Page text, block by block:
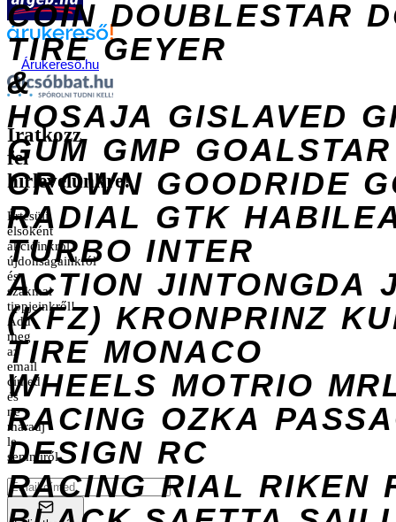
COIN DOUBLESTAR
TIRE GEYER
&
HOSAJA GISLAVED
GUM GMP GOALSTAR
CROWN GOODRIDE
RADIAL GTK
TURBO INTER
ACTION JINTONGDA
(KFZ) KRONPRINZ
TIRE MONACO
WHEELS MOTRIO
RACING OZKA
DESIGN RC
RACING RIAL RIKEN
Árukereső.hu
Iratkozz
fel
hírlevelünkre!
Értesülj
elsőként
akcióinkról,
újdonságainkról
és
szakmai
tippjeinkről!
Add
meg
az
email
címed
és
ne
maradj
le
semmiről.